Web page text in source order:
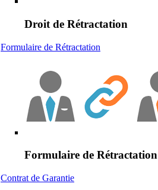
Droit de Rétractation
Formulaire de Rétractation
Formulaire de Rétractation
Contrat de Garantie